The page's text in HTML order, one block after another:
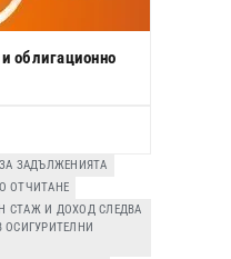
облигационно
ЗАДЪЛЖЕНИЯТА
ОТЧИТАНЕ
СТАЖ И ДОХОД СЛЕДВА
ОСИГУРИТЕЛНИ